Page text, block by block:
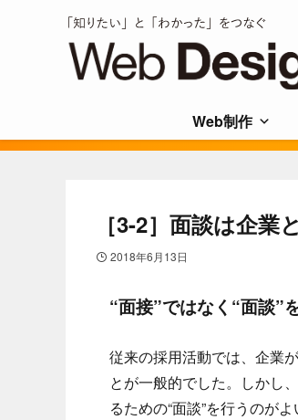
Web制作
［3-2］面談は企
2018年6月13日
“面接”ではなく“面談”
従来の採用活動では、企業
とが一般的でした。しかし
るための“面談”を行うのがよ